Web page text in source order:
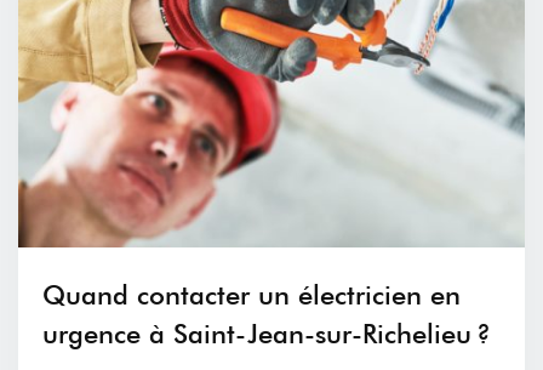
Quand contacter un électricien en
urgence à Saint-Jean-sur-Richelieu ?